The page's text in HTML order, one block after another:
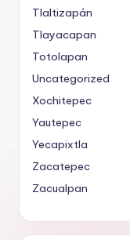
Tlaltizapán
Tlayacapan
Totolapan
Uncategorized
Xochitepec
Yautepec
Yecapixtla
Zacatepec
Zacualpan